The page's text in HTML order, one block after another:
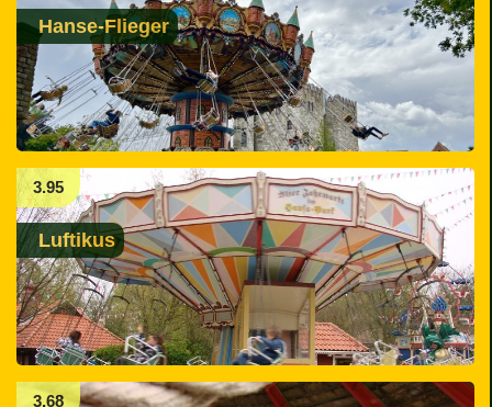
Hanse-Flieger
3.95
Luftikus
3.68